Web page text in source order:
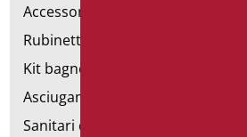
Accessori bagno
Rubinetteria
Kit bagno a norma
Asciugamani elettrici
Sanitari d'emergenza